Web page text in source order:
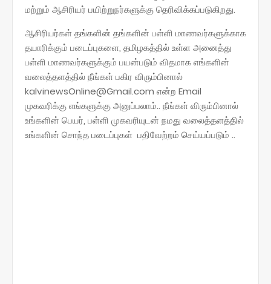
மற்றும் ஆசிரியர் பயிற்றுநர்களுக்கு தெரிவிக்கப்படுகிறது.
ஆசிரியர்கள் தங்களின் தங்களின் பள்ளி மாணவர்களுக்காக
தயாரிக்கும் படைப்புகளை, தமிழகத்தில் உள்ள அனைத்து
பள்ளி மாணவர்களுக்கும் பயன்படும் விதமாக எங்களின்
வலைத்தளத்தில் நீங்கள் பகிர விரும்பினால்
kalvinewsOnline@Gmail.com என்ற Email
முகவரிக்கு எங்களுக்கு அனுப்பலாம்.. நீங்கள் விரும்பினால்
உங்களின் பெயர், பள்ளி முகவரியுடன் நமது வலைத்தளத்தில்
உங்களின் சொந்த படைப்புகள் பதிவேற்றம் செய்யப்படும் ..